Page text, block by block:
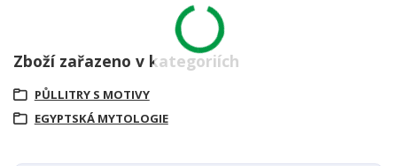
Zboží zařazeno v kategoriích
PŮLLITRY S MOTIVY
EGYPTSKÁ MYTOLOGIE